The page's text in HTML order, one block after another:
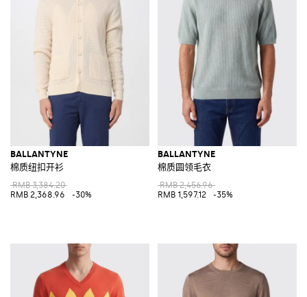
BALLANTYNE
棉质纽扣开衫
RMB 3,384.20
RMB 2,368.96
-30%
BALLANTYNE
棉质圆领毛衣
RMB 2,456.96
RMB 1,597.12
-35%